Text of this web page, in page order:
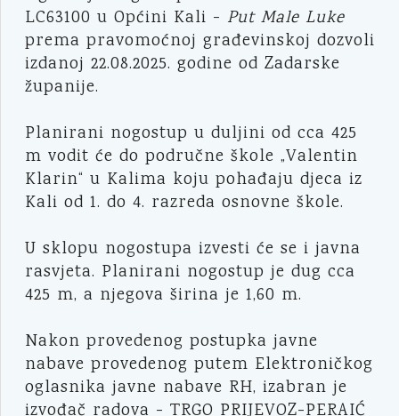
LC63100 u Općini Kali - Put Male Luke
prema pravomoćnoj građevinskoj dozvoli
izdanoj 22.08.2025. godine od Zadarske
županije.
Planirani nogostup u duljini od cca 425
m vodit će do područne škole „Valentin
Klarin“ u Kalima koju pohađaju djeca iz
Kali od 1. do 4. razreda osnovne škole.
U sklopu nogostupa izvesti će se i javna
rasvjeta. Planirani nogostup je dug cca
425 m, a njegova širina je 1,60 m.
Nakon provedenog postupka javne
nabave provedenog putem Elektroničkog
oglasnika javne nabave RH, izabran je